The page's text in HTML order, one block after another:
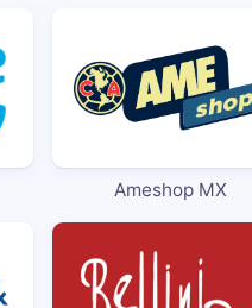
Ameshop MX